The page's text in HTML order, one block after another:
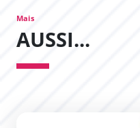
Mais
AUSSI...
Recherche des